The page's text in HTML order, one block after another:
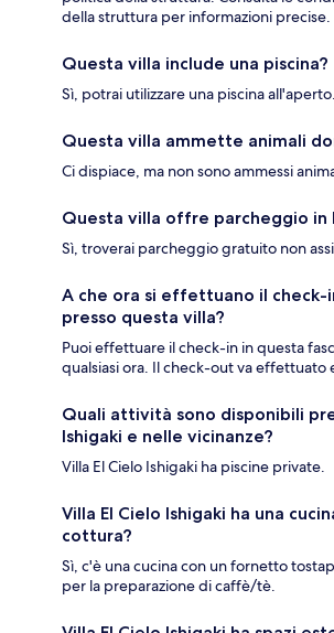
della struttura per informazioni precise.
Questa villa include una piscina?
Sì, potrai utilizzare una piscina all'aperto.
Questa villa ammette animali
Ci dispiace, ma non sono ammessi
Questa villa offre parcheggio in
Sì, troverai parcheggio gratuito non
A che ora si effettuano il check-
presso questa villa?
Puoi effettuare il check-in in questa
qualsiasi ora. Il check-out va effettuato
Quali attività sono disponibili
Ishigaki e nelle vicinanze?
Villa El Cielo Ishigaki ha piscine private.
Villa El Cielo Ishigaki ha una
cottura?
Sì, c'è una cucina con un fornetto
per la preparazione di caffè/tè.